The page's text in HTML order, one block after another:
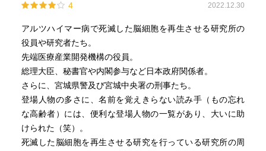
4 2022.12.30
アルツハイマー病で死滅した脳細胞を再生させる研究所の
役員や研究者たち。
先端医療産業開発機構の役員。
総理大臣、秘書官や内閣参与など日本政府関係者。
さらに、宮城県警及び宮城中央署の刑事たち。
登場人物の多さに、名前を覚えきらない読み手（もの忘れ
な高齢者）には、便利な登場人物の一覧があり、大いに助
けられた（笑）。
死滅した脳細胞を再生させる研究を行っている研究所の周